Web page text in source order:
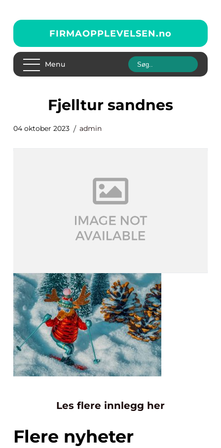
FIRMAOPPLEVELSEN.no
Menu
fjelltur sandnes
04 oktober 2023 admin
Les flere innlegg her
Flere nyheter